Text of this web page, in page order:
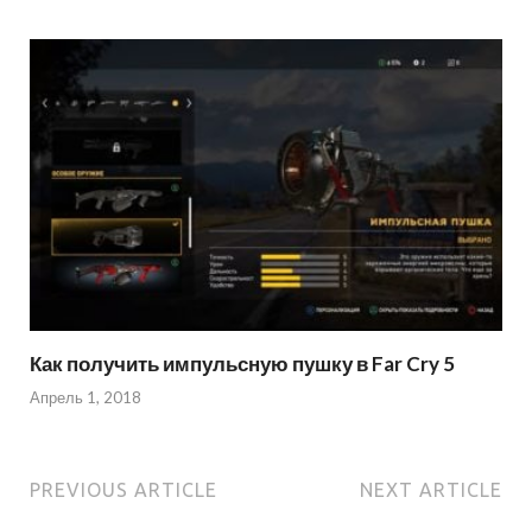
Как получить импульсную пушку в Far Cry 5
Апрель 1, 2018
PREVIOUS ARTICLE NEXT ARTICLE